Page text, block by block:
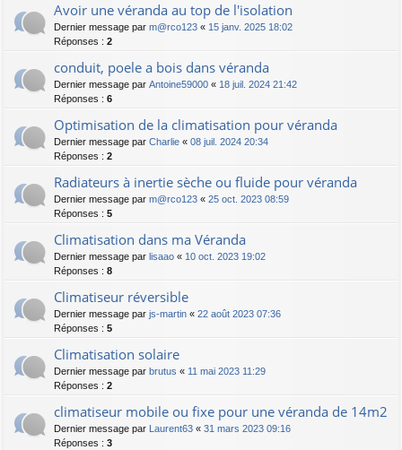
Avoir une véranda au top de l'isolation
Dernier message par m@rco123 « 15 janv. 2025 18:02
Réponses : 2
conduit, poele a bois dans véranda
Dernier message par Antoine59000 « 18 juil. 2024 21:42
Réponses : 6
Optimisation de la climatisation pour véranda
Dernier message par Charlie « 08 juil. 2024 20:34
Réponses : 2
Radiateurs à inertie sèche ou fluide pour véranda
Dernier message par m@rco123 « 25 oct. 2023 08:59
Réponses : 5
Climatisation dans ma Véranda
Dernier message par lisaao « 10 oct. 2023 19:02
Réponses : 8
Climatiseur réversible
Dernier message par js-martin « 22 août 2023 07:36
Réponses : 5
Climatisation solaire
Dernier message par brutus « 11 mai 2023 11:29
Réponses : 2
climatiseur mobile ou fixe pour une véranda de 14m2
Dernier message par Laurent63 « 31 mars 2023 09:16
Réponses : 3